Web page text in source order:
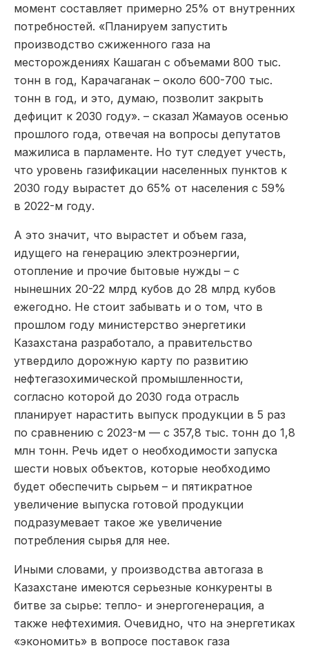
момент составляет примерно 25% от внутренних
потребностей. «Планируем запустить
производство сжиженного газа на
месторождениях Кашаган с объемами 800 тыс.
тонн в год, Карачаганак – около 600-700 тыс.
тонн в год, и это, думаю, позволит закрыть
дефицит к 2030 году». – сказал Жамауов осенью
прошлого года, отвечая на вопросы депутатов
мажилиса в парламенте. Но тут следует учесть,
что уровень газификации населенных пунктов к
2030 году вырастет до 65% от населения с 59%
в 2022-м году.
А это значит, что вырастет и объем газа,
идущего на генерацию электроэнергии,
отопление и прочие бытовые нужды – с
нынешних 20-22 млрд кубов до 28 млрд кубов
ежегодно. Не стоит забывать и о том, что в
прошлом году министерство энергетики
Казахстана разработало, а правительство
утвердило дорожную карту по развитию
нефтегазохимической промышленности,
согласно которой до 2030 года отрасль
планирует нарастить выпуск продукции в 5 раз
по сравнению с 2023-м — с 357,8 тыс. тонн до 1,8
млн тонн. Речь идет о необходимости запуска
шести новых объектов, которые необходимо
будет обеспечить сырьем – и пятикратное
увеличение выпуска готовой продукции
подразумевает такое же увеличение
потребления сырья для нее.
Иными словами, у производства автогаза в
Казахстане имеются серьезные конкуренты в
битве за сырье: тепло- и энергогенерация, а
также нефтехимия. Очевидно, что на энергетиках
«экономить» в вопросе поставок газа